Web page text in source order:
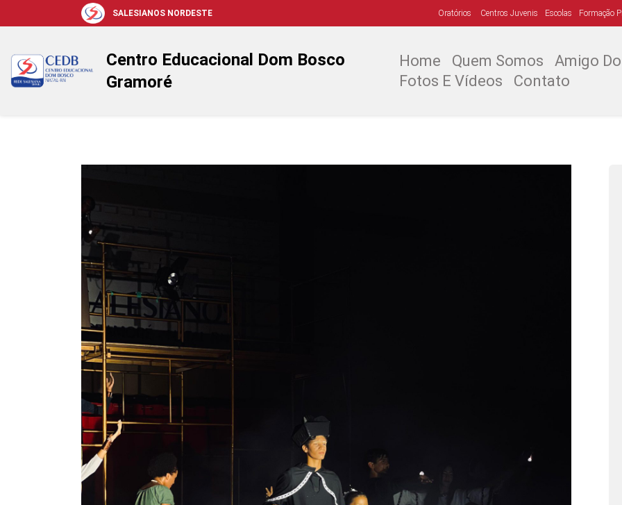
SALESIANOS NORDESTE Oratórios Centros Juvenis Escolas Formação
Centro Educacional Dom Bosco
Gramoré
Home Quem Somos Amigo
Fotos E Vídeos
Contato